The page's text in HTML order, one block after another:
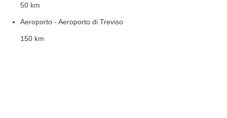
50 km
Aeroporto - Aeroporto di Treviso
150 km